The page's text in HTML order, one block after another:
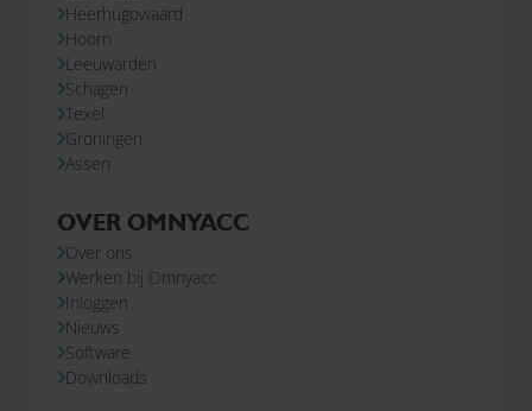
Heerhugowaard
Hoorn
Leeuwarden
Schagen
Texel
Groningen
Assen
OVER OMNYACC
Over ons
Werken bij Omnyacc
Inloggen
Nieuws
Software
Downloads